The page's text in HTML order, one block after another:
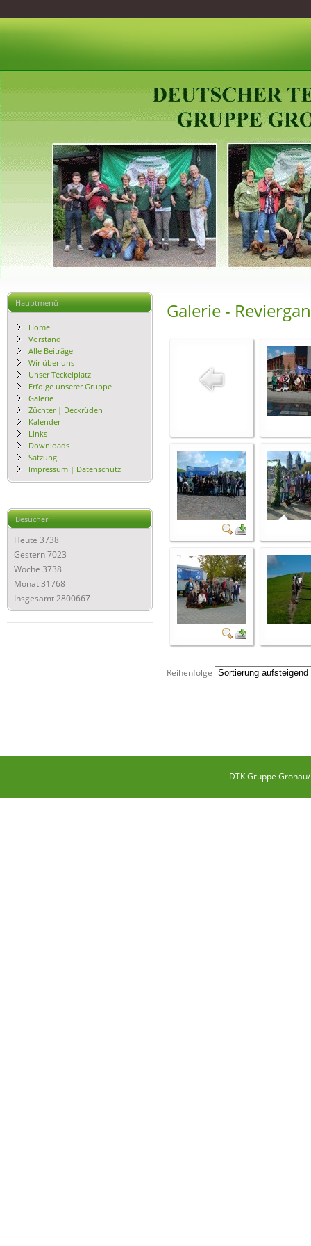
Hauptmenü
Home
Vorstand
Alle Beiträge
Wir über uns
Unser Teckelplatz
Erfolge unserer Gruppe
Galerie
Züchter | Deckrüden
Kalender
Links
Downloads
Satzung
Impressum | Datenschutz
Besucher
Heute 3738
Gestern7023
Woche 3738
Monat31768
Insgesamt2800667
Galerie -
Reihenfolge
DTK Gruppe